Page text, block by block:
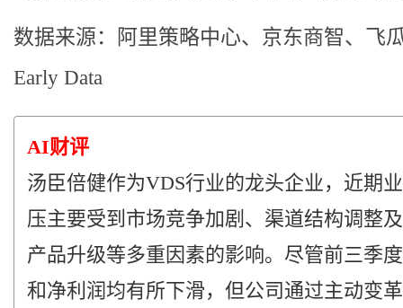
数据来源：阿里策略中心、京东商智、飞
Early Data
AI财评
汤臣倍健作为VDS行业的龙头企业，近期
压主要受到市场竞争加剧、渠道结构调整
产品升级等多重因素的影响。尽管前三季
和净利润均有所下滑，但公司通过主动变